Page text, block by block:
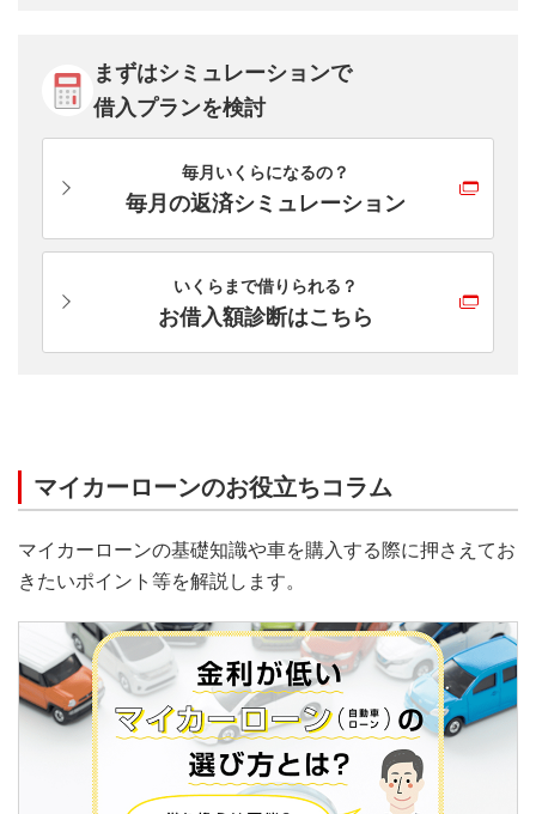
絡します。
お申込内容のご確認等は、ご本人さまのみとさせて
お申込内容がご契約時と変更になった場合は、再度
審査を行う場合があります。
口座の開設ができないお客さまは、ご契約いただく
ことができません。
審査結果の有効期限は3ヵ月です。有効期限内にご
契約およびお借り入れが必要です。
む）を売却する場合には、売却した資金を該当のお
借り入れの返済に充てていただきますようお願いし
ます。
三菱ＵＦＪ銀行では、目的別ローン（教育ローン・
各種お申込ページの運営管理を保証会社である株式
会社ジャックスに委託しております。ジャックスが
運営管理するURLのドメインはecredit.jaccs.co.jpと
なります。
「ネットDEマイカーローン、ネットDEマイカーロ
ーン（据置タイプ）」説明書
Eメールアドレスをお持ちのお客さま
外国人のお客さまは永住許可を受けている方が対象となり
ます。
資金使途
ョン代金等見積書に記載された付帯経費（営業用車
※
購入車両の売買契約書のご名義が、ローンお申込人ご本
他行・他社でご利用中の自動車購入資金のお借換資
金
※ 据置タイプは、お借換資金にはご利用いただけません。
50万円以上3,000万円以内（1万円単位）
すでにネットDEローンご利用中のお客さまは、以
下の範囲となるようにお申し込みください。
①マイカーローンのお借入総額は、現在ご利用中の
残高を含めて3,000万円以内です。
②ネットDEローン（マイカー・リフォーム・教育
まずはシミュレーションで
借入プランを検討
毎月いくらになるの？
毎月の返済シミュレーション
いくらまで借りられる？
お借入額診断はこちら
マイカーローンのお役立ちコラム
マイカーローンの基礎知識や車を購入する際に押さえてお
きたいポイント等を解説します。